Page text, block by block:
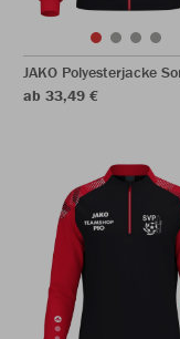
JAKO Polyesterjacke
ab 33,49 €